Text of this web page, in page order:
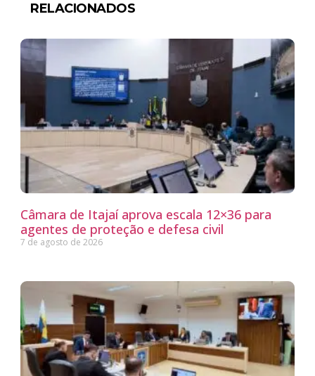
RELACIONADOS
Câmara de Itajaí aprova escala 12×36 para
agentes de proteção e defesa civil
7 de agosto de 2026